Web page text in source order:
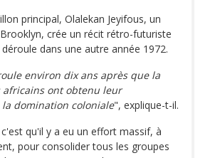
principal, Olalekan Jeyifous, un
crée un récit rétro-futuriste
dans une autre année 1972.
environ dix ans après que la
africains ont obtenu leur
domination coloniale", explique-t-il.
qu'il y a eu un effort massif, à
pour consolider tous les groupes